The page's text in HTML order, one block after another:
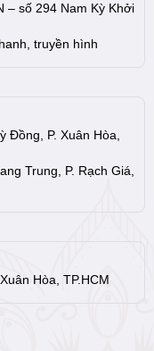
– số 294 Nam Kỳ Khởi
truyền hình
Đồng, P. Xuân Hòa,
Trung, P. Rạch Giá,
Hòa, TP.HCM